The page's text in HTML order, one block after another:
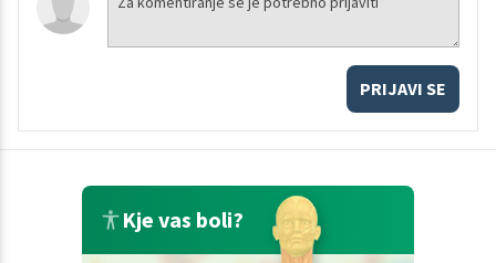
PRIJAVI SE
Kje vas boli?